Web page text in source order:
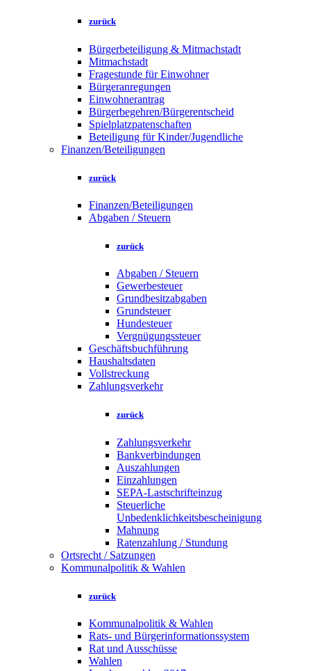
zurück
Bürgerbeteiligung & Mitmachstadt
Mitmachstadt
Fragestunde für Einwohner
Bürgeranregungen
Einwohnerantrag
Bürgerbegehren/Bürgerentscheid
Spielplatzpatenschaften
Beteiligung für Kinder/Jugendliche
Finanzen/Beteiligungen
zurück
Finanzen/Beteiligungen
Abgaben / Steuern
zurück
Abgaben / Steuern
Gewerbesteuer
Grundbesitzabgaben
Grundsteuer
Hundesteuer
Vergnügungssteuer
Geschäftsbuchführung
Haushaltsdaten
Vollstreckung
Zahlungsverkehr
zurück
Zahlungsverkehr
Bankverbindungen
Auszahlungen
Einzahlungen
SEPA-Lastschrifteinzug
Steuerliche
Unbedenklichkeitsbescheinigung
Mahnung
Ratenzahlung / Stundung
Ortsrecht / Satzungen
Kommunalpolitik & Wahlen
zurück
Kommunalpolitik & Wahlen
Rats- und Bürgerinformationssystem
Rat und Ausschüsse
Wahlen